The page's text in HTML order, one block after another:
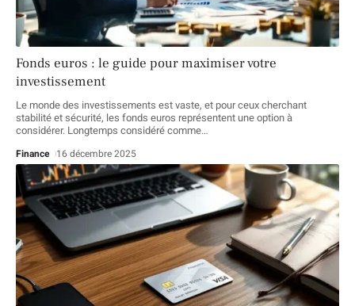
Fonds euros : le guide pour maximiser votre
investissement
Le monde des investissements est vaste, et pour ceux cherchant
stabilité et sécurité, les fonds euros représentent une option à
considérer. Longtemps considéré comme…
Finance 16 décembre 2025